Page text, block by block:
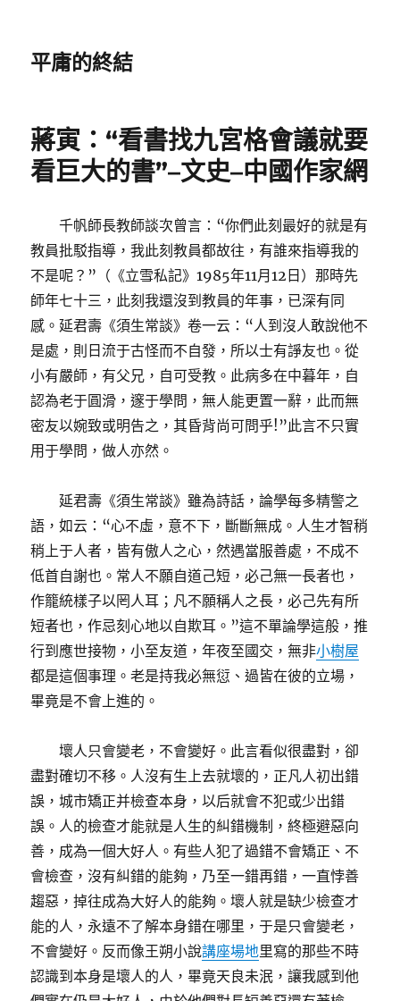
平庸的終結
蔣寅：“看書找九宮格會議就要
看巨大的書”–文史–中國作家網
千帆師長教師談次曾言：“你們此刻最好的就是有
教員批駁指導，我此刻教員都故往，有誰來指導我的
不是呢？”（《立雪私記》1985年11月12日）那時先
師年七十三，此刻我還沒到教員的年事，已深有同
感。延君壽《須生常談》卷一云：“人到沒人敢說他不
是處，則日流于古怪而不自發，所以士有諍友也。從
小有嚴師，有父兄，自可受教。此病多在中暮年，自
認為老于圓滑，邃于學問，無人能更置一辭，此而無
密友以婉致或明告之，其昏背尚可問乎!”此言不只實
用于學問，做人亦然。
延君壽《須生常談》雖為詩話，論學每多精警之
語，如云：“心不虛，意不下，斷斷無成。人生才智稍
稍上于人者，皆有傲人之心，然遇當服善處，不成不
低首自謝也。常人不願自道己短，必己無一長者也，
作籠統樣子以罔人耳；凡不願稱人之長，必己先有所
短者也，作忌刻心地以自欺耳。”這不單論學這般，推
行到應世接物，小至友道，年夜至國交，無非小樹屋
都是這個事理。老是持我必無愆、過皆在彼的立場，
畢竟是不會上進的。
壞人只會變老，不會變好。此言看似很盡對，卻
盡對確切不移。人沒有生上去就壞的，正凡人初出錯
誤，城市矯正并檢查本身，以后就會不犯或少出錯
誤。人的檢查才能就是人生的糾錯機制，終極避惡向
善，成為一個大好人。有些人犯了過錯不會矯正、不
會檢查，沒有糾錯的能夠，乃至一錯再錯，一直悖善
趨惡，掉往成為大好人的能夠。壞人就是缺少檢查才
能的人，永遠不了解本身錯在哪里，于是只會變老，
不會變好。反而像王朔小說講座場地里寫的那些不時
認識到本身是壞人的人，畢竟天良未泯，讓我感到他